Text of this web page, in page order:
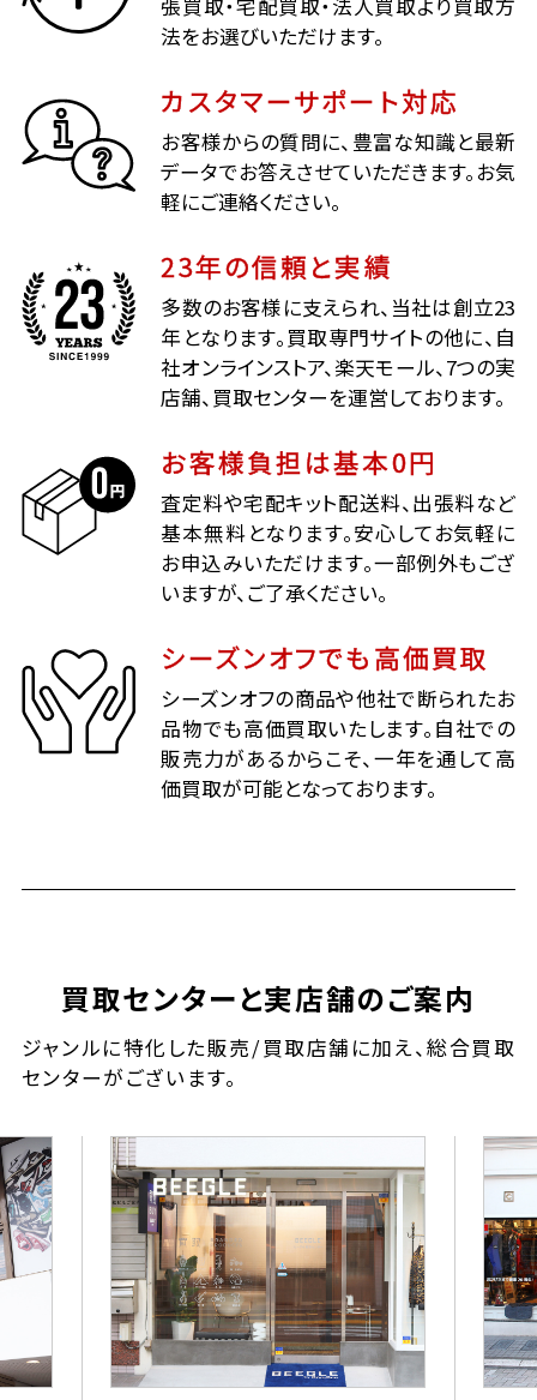
張買取・宅配買取・法人買取より買取方
法をお選びいただけます。
カスタマーサポート対応
お客様からの質問に、豊富な知識と最新
データでお答えさせていただきます。お気
軽にご連絡ください。
23年の信頼と実績
多数のお客様に支えられ、当社は創立23
年となります。買取専門サイトの他に、自
社オンラインストア、楽天モール、7つの実
店舗、買取センターを運営しております。
お客様負担は基本0円
査定料や宅配キット配送料、出張料など
基本無料となります。安心してお気軽に
お申込みいただけます。一部例外もござ
いますが、ご了承ください。
シーズンオフでも高価買取
シーズンオフの商品や他社で断られたお
品物でも高価買取いたします。自社での
販売力があるからこそ、一年を通して高
価買取が可能となっております。
買取センターと実店舗のご案内
ジャンルに特化した販売/買取店舗に加え、総合買取
センターがございます。